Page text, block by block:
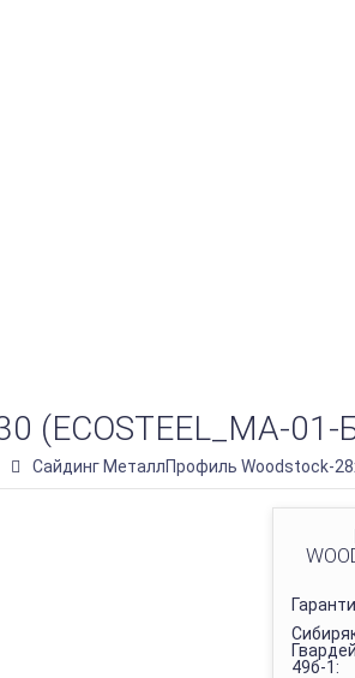
(ECOSTEEL_MA-
Сайдинг МеталлПрофиль Woodstock-
49б-1: